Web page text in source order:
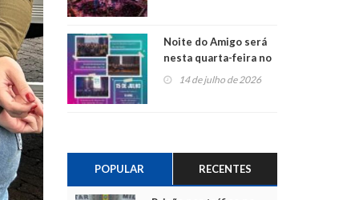
anos da Sicredi Ouro
Noite do Amigo será
nesta quarta-feira no
Centro de Cultura de
14 de julho de 2026
POPULAR RECENTES